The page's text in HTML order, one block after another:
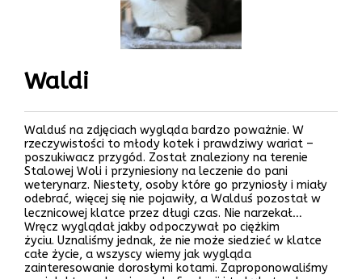
Waldi
Walduś na zdjęciach wygląda bardzo poważnie. W
rzeczywistości to młody kotek i prawdziwy wariat –
poszukiwacz przygód. Został znaleziony na terenie
Stalowej Woli i przyniesiony na leczenie do pani
weterynarz. Niestety, osoby które go przyniosły i miały
odebrać, więcej się nie pojawiły, a Walduś pozostał w
lecznicowej klatce przez długi czas. Nie narzekał…
Wręcz wyglądał jakby odpoczywał po ciężkim
życiu. Uznaliśmy jednak, że nie może siedzieć w klatce
całe życie, a wszyscy wiemy jak wygląda
zainteresowanie dorosłymi kotami. Zaproponowaliśmy